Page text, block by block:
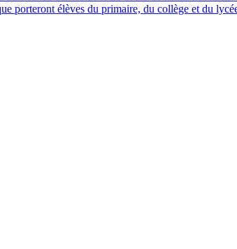
porteront élèves du primaire, du collège et du